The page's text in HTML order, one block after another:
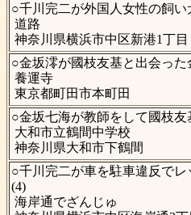
○千川完二が外国人女性の飼
道路
神奈川県横浜市中区新港1丁目
○金坂澪が國枝友基と出会っ
養運寺
東京都町田市本町田
○金坂七海が教師をして國枝
大和市立鶴間中学校
神奈川県大和市下鶴間
○千川完二が車を駐車違反で
(4)
海岸通でざんじゅ